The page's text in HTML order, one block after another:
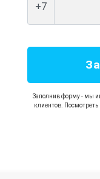
+7
Заполнив форму - мы
клиентов.